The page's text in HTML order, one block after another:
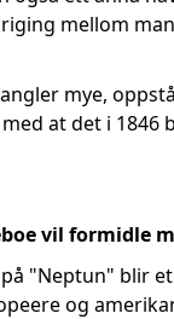
mellom
mye,
at det i 1846
vil formidle
"Neptun" blir
og